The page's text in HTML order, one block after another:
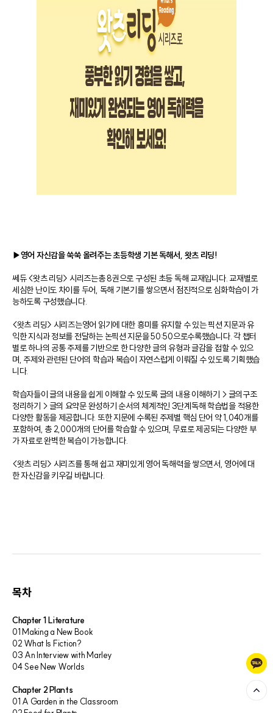
▶영어 자신감을 쑥쑥 올려주는 초등학생 기본 독해서, 왓츠 리딩!
쎄듀 <왓츠 리딩> 시리즈는총 8권으로 구성된 초등 독해 교재입니다. 교재별로
세심한 난이도 차이를 두어, 독해 기본기를 쌓으면서 점진적으로 심화학습이 가
능하도록 구성했습니다.
<왓츠 리딩> 시리즈는영어 읽기에 대한 흥미를 유지할 수 있는 픽션 지문과 유
익한 지식과 정보를 전달하는 논픽션 지문을 50:50으로수록했습니다. 각 챕터
별로 하나의 공통 주제를 기반으로 한 다양한 글의 유형과 글감을 접할 수 있으
며, 주제와 관련된 단어의 학습과 복습이 자연스럽게 이뤄질 수 있도록 기획했습
니다.
학습자들이 글의 내용을 쉽게 이해할 수 있도록 글의 내용 이해하기→글의구조
정리하기→글의 요약문 완성하기 순서의 체계적인 3단계독해 학습법을 적용한
다양한 활동을 제공합니다. 또한 지문에 수록된 주제별 핵심 단어 약 1,040개를
포함하여, 총 2,000개의 단어를 학습할 수 있으며, 무료로 제공되는 다양한 부
가 자료로 완벽한 복습이 가능합니다.
<왓츠 리딩> 시리즈를 통해 쉽고 재미있게 영어 독해력을 쌓으면서, 영어에 대
한 자신감을 키우길 바랍니다.
목차
Chapter 1 Literature
01 Making a New Book
02 What Is Fiction?
03 An Interview with Marley
04 See New Worlds
Chapter 2 Plants
01 A Garden in the Classroom